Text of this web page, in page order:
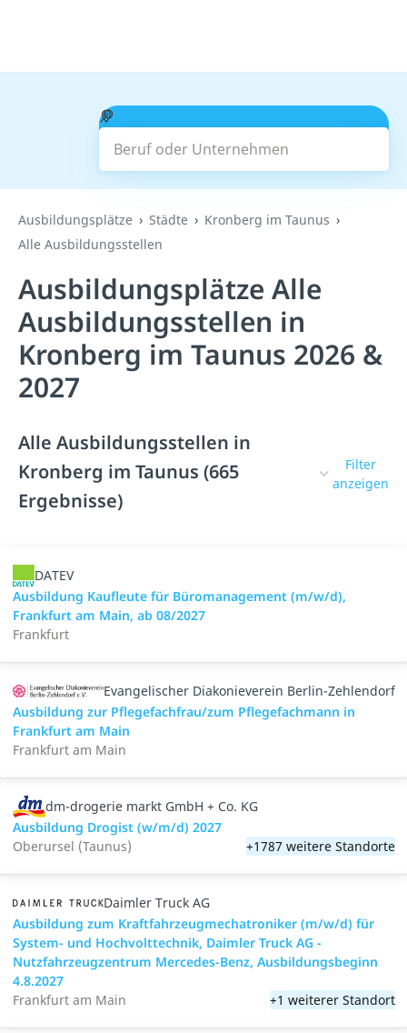
Beruf oder Unternehmen
Suchen
Ausbildungsplätze Städte
Kronberg im Taunus
Alle Ausbildungsstellen
Ausbildungsplätze Alle
Ausbildungsstellen in
Kronberg im Taunus 2026 &
2027
Alle Ausbildungsstellen in
Kronberg im Taunus (665
Ergebnisse)
Filter
anzeigen
DATEV
Ausbildung Kaufleute für Büromanagement (m/w/d),
Frankfurt am Main, ab 08/2027
Frankfurt
Evangelischer Diakonieverein Berlin-Zehlendorf
Ausbildung zur Pflegefachfrau/zum Pflegefachmann in
Frankfurt am Main
Frankfurt am Main
dm-drogerie markt GmbH + Co. KG
Ausbildung Drogist (w/m/d) 2027
Oberursel (Taunus)
+1787 weitere Standorte
Daimler Truck AG
Ausbildung zum Kraftfahrzeugmechatroniker (m/w/d) für
System- und Hochvolttechnik, Daimler Truck AG -
Nutzfahrzeugzentrum Mercedes-Benz, Ausbildungsbeginn
4.8.2027
Frankfurt am Main
+1 weiterer Standort